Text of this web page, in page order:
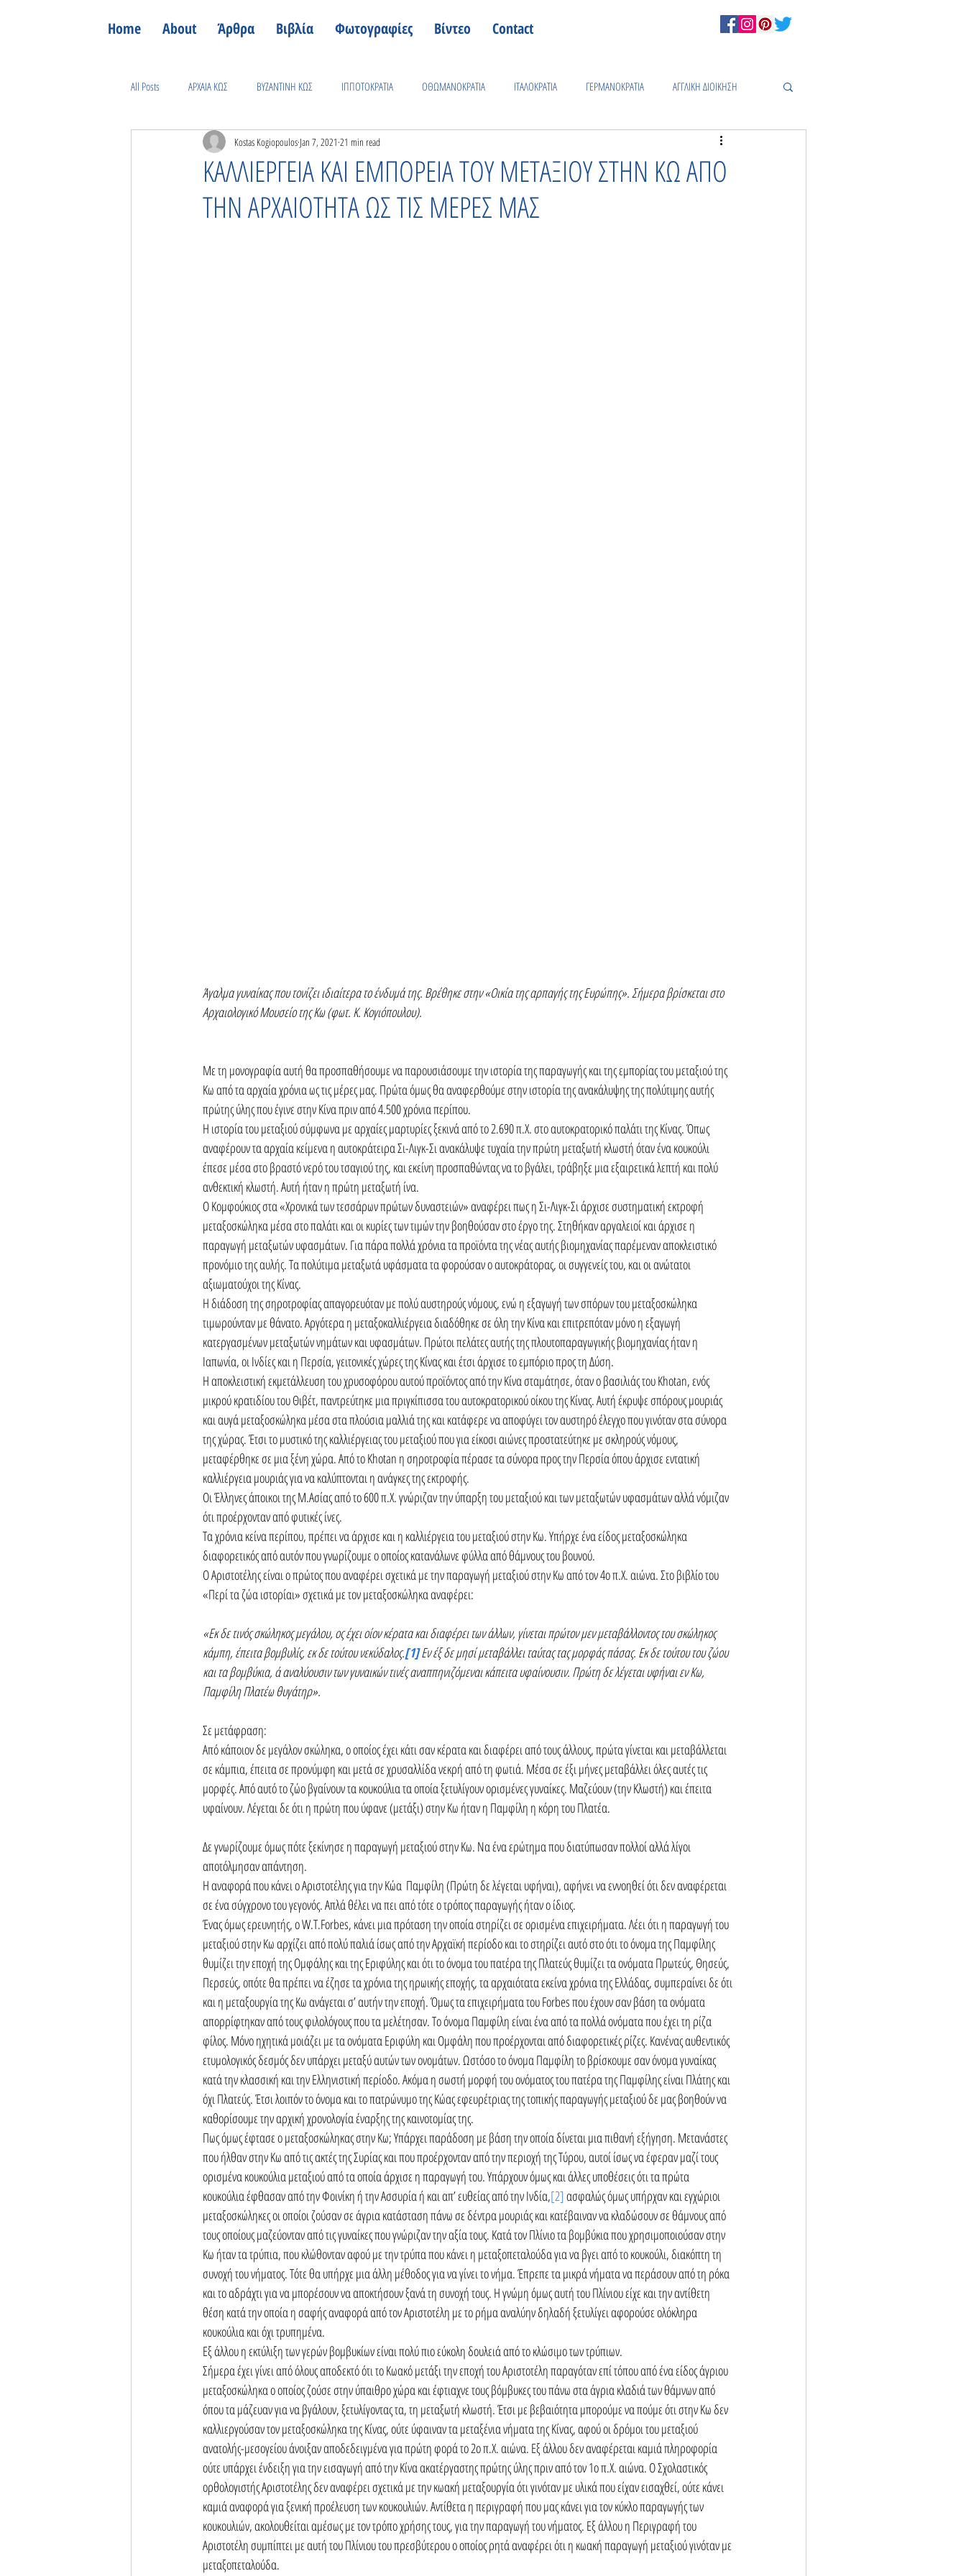
Home About Άρθρα Βιβλία Φωτογραφίες Βίντεο Contact
All Posts ΑΡΧΑΙΑ ΚΩΣ ΒΥΖΑΝΤΙΝΗ ΚΩΣ ΙΠΠΟΤΟΚΡΑΤΙΑ ΟΘΩΜΑΝΟΚΡΑΤΙΑ ΙΤΑΛΟΚΡΑΤΙΑ ΓΕΡΜΑΝΟΚΡΑΤΙΑ ΑΓΓΛΙΚΗ ΔΙΟΙΚΗΣΗ
ΕΛΕΥΘΕΡΗ ΚΩΣ ΙΣΤΟΡΙΑ ΤΗΣ ΥΓΕΙΑΣ ΚΩΑΚΗ ΦΥΣΗ
ΔΕΥΤΕΡΟΣ ΠΑΓΚΟΣΜΙΟΣ ΠΟΛΕΜΟΣ ΑΛΙΚΑΡΝΑΣΣΟΣ ΚΩΑΚΗ ΒΙΟΜΗΧΑΝΙΑ ΕΚΚΛΗΣΙΕΣ - ΝΑΟΙ
ΚΑΛΛΙΕΡΓΕΙΑ ΚΑΙ ΕΜΠΟΡΕΙΑ ΤΟΥ ΜΕΤΑΞΙΟΥ ΣΤΗΝ ΚΩ ΑΠΟ
ΤΗΝ ΑΡΧΑΙΟΤΗΤΑ ΩΣ ΤΙΣ ΜΕΡΕΣ ΜΑΣ
Kostas Kogiopoulos Jan 7, 2021 21 min read
Άγαλμα γυναίκας που τονίζει ιδιαίτερα το ένδυμά της. Βρέθηκε στην «Οικία της αρπαγής της Ευρώπης». Σήμερα βρίσκεται στο
Αρχαιολογικό Μουσείο της Κω (φωτ. Κ. Κογιόπουλου).
Με τη μονογραφία αυτή θα προσπαθήσουμε να παρουσιάσουμε την ιστορία της παραγωγής και της εμπορίας του μεταξιού της
Κω από τα αρχαία χρόνια ως τις μέρες μας. Πρώτα όμως θα αναφερθούμε στην ιστορία της ανακάλυψης της πολύτιμης αυτής
πρώτης ύλης που έγινε στην Κίνα πριν από 4.500 χρόνια περίπου.
Η ιστορία του μεταξιού σύμφωνα με αρχαίες μαρτυρίες ξεκινά από το 2.690 π.Χ. στο αυτοκρατορικό παλάτι της Κίνας. Όπως
αναφέρουν τα αρχαία κείμενα η αυτοκράτειρα Σι-Λιγκ-Σι ανακάλυψε τυχαία την πρώτη μεταξωτή κλωστή όταν ένα κουκούλι
έπεσε μέσα στο βραστό νερό του τσαγιού της, και εκείνη προσπαθώντας να το βγάλει, τράβηξε μια εξαιρετικά λεπτή και πολύ
ανθεκτική κλωστή. Αυτή ήταν η πρώτη μεταξωτή ίνα.
Ο Κομφούκιος στα «Χρονικά των τεσσάρων πρώτων δυναστειών» αναφέρει πως η Σι-Λιγκ-Σι άρχισε συστηματική εκτροφή
μεταξοσκώληκα μέσα στο παλάτι και οι κυρίες των τιμών την βοηθούσαν στο έργο της. Στηθήκαν αργαλειοί και άρχισε η
παραγωγή μεταξωτών υφασμάτων. Για πάρα πολλά χρόνια τα προϊόντα της νέας αυτής βιομηχανίας παρέμεναν αποκλειστικό
προνόμιο της αυλής. Τα πολύτιμα μεταξωτά υφάσματα τα φορούσαν ο αυτοκράτορας, οι συγγενείς του, και οι ανώτατοι
αξιωματούχοι της Κίνας.
Η διάδοση της σηροτροφίας απαγορευόταν με πολύ αυστηρούς νόμους, ενώ η εξαγωγή των σπόρων του μεταξοσκώληκα
τιμωρούνταν με θάνατο. Αργότερα η μεταξοκαλλιέργεια διαδόθηκε σε όλη την Κίνα και επιτρεπόταν μόνο η εξαγωγή
κατεργασμένων μεταξωτών νημάτων και υφασμάτων. Πρώτοι πελάτες αυτής της πλουτοπαραγωγικής βιομηχανίας ήταν η
Ιαπωνία, οι Ινδίες και η Περσία, γειτονικές χώρες της Κίνας και έτσι άρχισε το εμπόριο προς τη Δύση.
Η αποκλειστική εκμετάλλευση του χρυσοφόρου αυτού προϊόντος από την Κίνα σταμάτησε, όταν ο βασιλιάς του Khotan, ενός
μικρού κρατιδίου του Θιβέτ, παντρεύτηκε μια πριγκίπισσα του αυτοκρατορικού οίκου της Κίνας. Αυτή έκρυψε σπόρους μουριάς
και αυγά μεταξοσκώληκα μέσα στα πλούσια μαλλιά της και κατάφερε να αποφύγει τον αυστηρό έλεγχο που γινόταν στα σύνορα
της χώρας. Έτσι το μυστικό της καλλιέργειας του μεταξιού που για είκοσι αιώνες προστατεύτηκε με σκληρούς νόμους,
μεταφέρθηκε σε μια ξένη χώρα. Από το Khotan η σηροτροφία πέρασε τα σύνορα προς την Περσία όπου άρχισε εντατική
καλλιέργεια μουριάς για να καλύπτονται η ανάγκες της εκτροφής.
Οι Έλληνες άποικοι της Μ.Ασίας από το 600 π.Χ. γνώριζαν την ύπαρξη του μεταξιού και των μεταξωτών υφασμάτων αλλά νόμιζαν
ότι προέρχονταν από φυτικές ίνες.
Τα χρόνια κείνα περίπου, πρέπει να άρχισε και η καλλιέργεια του μεταξιού στην Κω. Υπήρχε ένα είδος μεταξοσκώληκα
διαφορετικός από αυτόν που γνωρίζουμε ο οποίος κατανάλωνε φύλλα από θάμνους του βουνού.
Ο Αριστοτέλης είναι ο πρώτος που αναφέρει σχετικά με την παραγωγή μεταξιού στην Κω από τον 4ο π.Χ. αιώνα. Στο βιβλίο του
«Περί τα ζώα ιστορίαι» σχετικά με τον μεταξοσκώληκα αναφέρει:
«Εκ δε τινός σκώληκος μεγάλου, ος έχει οίον κέρατα και διαφέρει των άλλων, γίνεται πρώτον μεν μεταβάλλοντος του σκώληκος
κάμπη, έπειτα βομβυλίς, εκ δε τούτου νεκύδαλος.[1] Εν έξ δε μησί μεταβάλλει ταύτας τας μορφάς πάσας. Εκ δε τούτου του ζώου
και τα βομβύκια, ά αναλύουσιν των γυναικών τινές αναππηνιζόμεναι κάπειτα υφαίνουσιν. Πρώτη δε λέγεται υφήναι εν Κω,
Παμφίλη Πλατέω θυγάτηρ».
Σε μετάφραση:
Από κάποιον δε μεγάλον σκώληκα, ο οποίος έχει κάτι σαν κέρατα και διαφέρει από τους άλλους, πρώτα γίνεται και μεταβάλλεται
σε κάμπια, έπειτα σε προνύμφη και μετά σε χρυσαλλίδα νεκρή από τη φωτιά. Μέσα σε έξι μήνες μεταβάλλει όλες αυτές τις
μορφές. Από αυτό το ζώο βγαίνουν τα κουκούλια τα οποία ξετυλίγουν ορισμένες γυναίκες. Μαζεύουν (την Κλωστή) και έπειτα
υφαίνουν. Λέγεται δε ότι η πρώτη που ύφανε (μετάξι) στην Κω ήταν η Παμφίλη η κόρη του Πλατέα.
Δε γνωρίζουμε όμως πότε ξεκίνησε η παραγωγή μεταξιού στην Κω. Να ένα ερώτημα που διατύπωσαν πολλοί αλλά λίγοι
αποτόλμησαν απάντηση.
Η αναφορά που κάνει ο Αριστοτέλης για την Κώα  Παμφίλη (Πρώτη δε λέγεται υφήναι), αφήνει να εννοηθεί ότι δεν αναφέρεται
σε ένα σύγχρονο του γεγονός. Απλά θέλει να πει από τότε ο τρόπος παραγωγής ήταν ο ίδιος.
Ένας όμως ερευνητής, ο W.T.Forbes, κάνει μια πρόταση την οποία στηρίζει σε ορισμένα επιχειρήματα. Λέει ότι η παραγωγή του
μεταξιού στην Κω αρχίζει από πολύ παλιά ίσως από την Αρχαϊκή περίοδο και το στηρίζει αυτό στο ότι το όνομα της Παμφίλης
θυμίζει την εποχή της Ομφάλης και της Εριφύλης και ότι το όνομα του πατέρα της Πλατεύς θυμίζει τα ονόματα Πρωτεύς, Θησεύς,
Περσεύς, οπότε θα πρέπει να έζησε τα χρόνια της ηρωικής εποχής, τα αρχαιότατα εκείνα χρόνια της Ελλάδας, συμπεραίνει δε ότι
και η μεταξουργία της Κω ανάγεται σ’ αυτήν την εποχή. Όμως τα επιχειρήματα του Forbes που έχουν σαν βάση τα ονόματα
απορρίφτηκαν από τους φιλολόγους που τα μελέτησαν. Το όνομα Παμφίλη είναι ένα από τα πολλά ονόματα που έχει τη ρίζα
φίλος. Μόνο ηχητικά μοιάζει με τα ονόματα Εριφύλη και Ομφάλη που προέρχονται από διαφορετικές ρίζες. Κανένας αυθεντικός
ετυμολογικός δεσμός δεν υπάρχει μεταξύ αυτών των ονομάτων. Ωστόσο το όνομα Παμφίλη το βρίσκουμε σαν όνομα γυναίκας
κατά την κλασσική και την Ελληνιστική περίοδο. Ακόμα η σωστή μορφή του ονόματος του πατέρα της Παμφίλης είναι Πλάτης και
όχι Πλατεύς. Έτσι λοιπόν το όνομα και το πατρώνυμο της Κώας εφευρέτριας της τοπικής παραγωγής μεταξιού δε μας βοηθούν να
καθορίσουμε την αρχική χρονολογία έναρξης της καινοτομίας της.
Πως όμως έφτασε ο μεταξοσκώληκας στην Κω; Υπάρχει παράδοση με βάση την οποία δίνεται μια πιθανή εξήγηση. Μετανάστες
που ήλθαν στην Κω από τις ακτές της Συρίας και που προέρχονταν από την περιοχή της Τύρου, αυτοί ίσως να έφεραν μαζί τους
ορισμένα κουκούλια μεταξιού από τα οποία άρχισε η παραγωγή του. Υπάρχουν όμως και άλλες υποθέσεις ότι τα πρώτα
κουκούλια έφθασαν από την Φοινίκη ή την Ασσυρία ή και απ’ ευθείας από την Ινδία,[2] ασφαλώς όμως υπήρχαν και εγχώριοι
μεταξοσκώληκες οι οποίοι ζούσαν σε άγρια κατάσταση πάνω σε δέντρα μουριάς και κατέβαιναν να κλαδώσουν σε θάμνους από
τους οποίους μαζεύονταν από τις γυναίκες που γνώριζαν την αξία τους. Κατά τον Πλίνιο τα βομβύκια που χρησιμοποιούσαν στην
Κω ήταν τα τρύπια, που κλώθονταν αφού με την τρύπα που κάνει η μεταξοπεταλούδα για να βγει από το κουκούλι, διακόπτη τη
συνοχή του νήματος. Τότε θα υπήρχε μια άλλη μέθοδος για να γίνει το νήμα. Έπρεπε τα μικρά νήματα να περάσουν από τη ρόκα
και το αδράχτι για να μπορέσουν να αποκτήσουν ξανά τη συνοχή τους. Η γνώμη όμως αυτή του Πλίνιου είχε και την αντίθετη
θέση κατά την οποία η σαφής αναφορά από τον Αριστοτέλη με το ρήμα αναλύην δηλαδή ξετυλίγει αφορούσε ολόκληρα
κουκούλια και όχι τρυπημένα.
Εξ άλλου η εκτύλιξη των γερών βομβυκίων είναι πολύ πιο εύκολη δουλειά από το κλώσιμο των τρύπιων.
Σήμερα έχει γίνει από όλους αποδεκτό ότι το Κωακό μετάξι την εποχή του Αριστοτέλη παραγόταν επί τόπου από ένα είδος άγριου
μεταξοσκώληκα ο οποίος ζούσε στην ύπαιθρο χώρα και έφτιαχνε τους βόμβυκες του πάνω στα άγρια κλαδιά των θάμνων από
όπου τα μάζευαν για να βγάλουν, ξετυλίγοντας τα, τη μεταξωτή κλωστή. Έτσι με βεβαιότητα μπορούμε να πούμε ότι στην Κω δεν
καλλιεργούσαν τον μεταξοσκώληκα της Κίνας, ούτε ύφαιναν τα μεταξένια νήματα της Κίνας, αφού οι δρόμοι του μεταξιού
ανατολής-μεσογείου άνοιξαν αποδεδειγμένα για πρώτη φορά το 2ο π.Χ. αιώνα. Εξ άλλου δεν αναφέρεται καμιά πληροφορία
ούτε υπάρχει ένδειξη για την εισαγωγή από την Κίνα ακατέργαστης πρώτης ύλης πριν από τον 1ο π.Χ. αιώνα. Ο Σχολαστικός
ορθολογιστής Αριστοτέλης δεν αναφέρει σχετικά με την κωακή μεταξουργία ότι γινόταν με υλικά που είχαν εισαχθεί, ούτε κάνει
καμιά αναφορά για ξενική προέλευση των κουκουλιών. Αντίθετα η περιγραφή που μας κάνει για τον κύκλο παραγωγής των
κουκουλιών, ακολουθείται αμέσως με τον τρόπο χρήσης τους, για την παραγωγή του νήματος. Εξ άλλου η Περιγραφή του
Αριστοτέλη συμπίπτει με αυτή του Πλίνιου του πρεσβύτερου ο οποίος ρητά αναφέρει ότι η κωακή παραγωγή μεταξιού γινόταν με
μεταξοπεταλούδα.